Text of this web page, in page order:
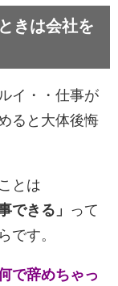
きは会社を
イ・・仕事が
ると大体後悔
とは
できる」 って
です。
で辞めちゃっ